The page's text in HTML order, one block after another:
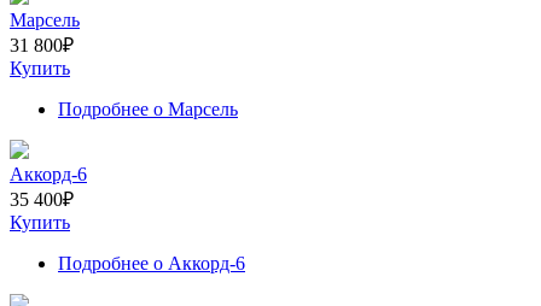
Марсель
31 800₽
Купить
Подробнее о Марсель
Аккорд-6
35 400₽
Купить
Подробнее о Аккорд-6